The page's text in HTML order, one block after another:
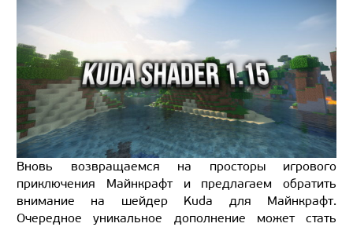
Вновь возвращаемся на просторы игрового
приключения Майнкрафт и предлагаем обратить
внимание на шейдер Kuda для Майнкрафт.
Очередное уникальное дополнение может стать